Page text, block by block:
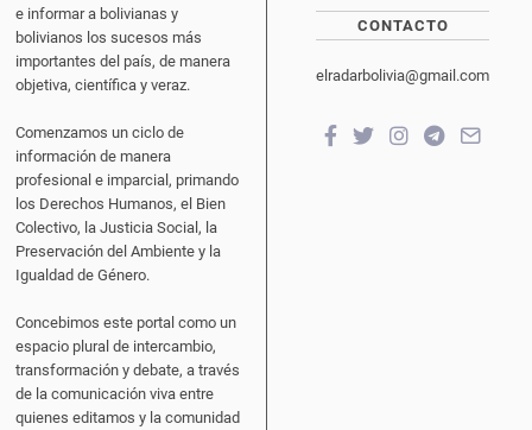
e informar a bolivianas y
bolivianos los sucesos más
importantes del país, de manera
objetiva, científica y veraz.
Comenzamos un ciclo de
información de manera
profesional e imparcial, primando
los Derechos Humanos, el Bien
Colectivo, la Justicia Social, la
Preservación del Ambiente y la
Igualdad de Género.
Concebimos este portal como un
espacio plural de intercambio,
transformación y debate, a través
de la comunicación viva entre
quienes editamos y la comunidad
CONTACTO
elradarbolivia@gmail.com